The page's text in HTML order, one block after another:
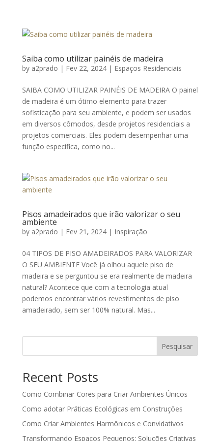
Saiba como utilizar painéis de madeira
by a2prado | Fev 22, 2024| Espaços Residenciais
SAIBA COMO UTILIZAR PAINÉIS DE MADEIRA O painel
de madeira é um ótimo elemento para trazer
sofisticação para seu ambiente, e podem ser usados
em diversos cômodos, desde projetos residenciais a
projetos comerciais. Eles podem desempenhar uma
função específica, como no...
Pisos amadeirados que irão valorizar o seu
ambiente
by a2prado | Fev 21, 2024| Inspiração
04 TIPOS DE PISO AMADEIRADOS PARA VALORIZAR
O SEU AMBIENTE Você já olhou aquele piso de
madeira e se perguntou se era realmente de madeira
natural? Acontece que com a tecnologia atual
podemos encontrar vários revestimentos de piso
amadeirado, sem ser 100% natural. Mas...
Pesquisar
Recent Posts
Como Combinar Cores para Criar Ambientes Únicos
Como adotar Práticas Ecológicas em Construções
Como Criar Ambientes Harmônicos e Convidativos
Transformando Espaços Pequenos: Soluções Criativas